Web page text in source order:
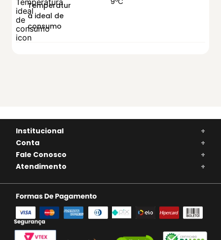
Temperatur
a ideal de
consumo
Institucional
+
Conta
+
Fale Conosco
+
Atendimento
+